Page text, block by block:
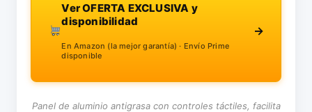
Ver OFERTA EXCLUSIVA y
disponibilidad
En Amazon (la mejor garantía) · Envío Prime
disponible
→
Panel de aluminio antigrasa con controles táctiles, facilita